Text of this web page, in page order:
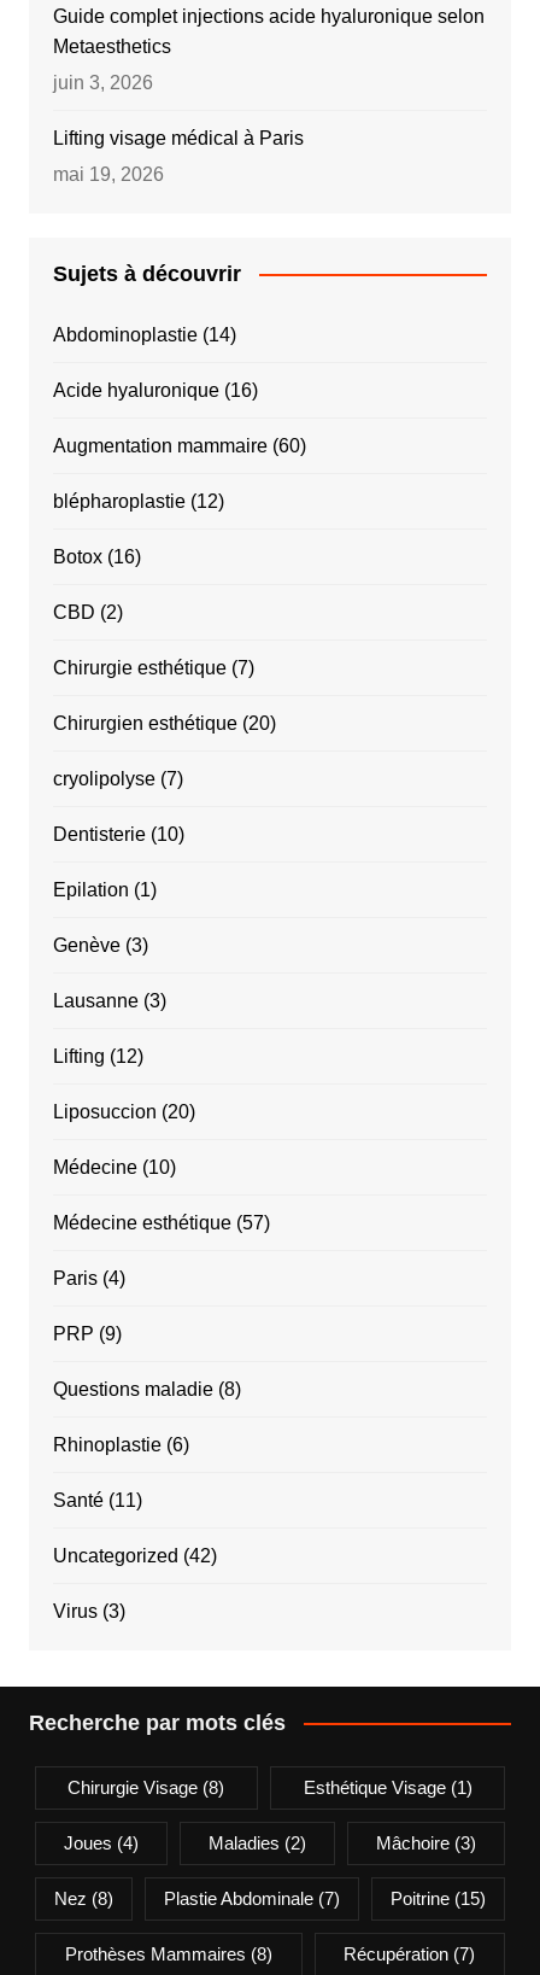
Guide complet injections acide hyaluronique selon
Metaesthetics
juin 3, 2026
Lifting visage médical à Paris
mai 19, 2026
Sujets à découvrir
Abdominoplastie(14)
Acide hyaluronique(16)
Augmentation mammaire(60)
blépharoplastie(12)
Botox(16)
CBD (2)
Chirurgie esthétique(7)
Chirurgien esthétique(20)
cryolipolyse(7)
Dentisterie(10)
Epilation (1)
Genève(3)
Lausanne(3)
Lifting (12)
Liposuccion (20)
Médecine(10)
Médecine esthétique(57)
Paris(4)
PRP (9)
Questions maladie(8)
Rhinoplastie(6)
Santé(11)
Uncategorized (42)
Virus(3)
Recherche par mots clés
Chirurgie Visage (8) Esthétique Visage(1)
Joues (4) Maladies (2) Mâchoire (3)
Nez (8) Plastie Abdominale (7) Poitrine (15)
Prothèses Mammaires (8) Récupération (7)